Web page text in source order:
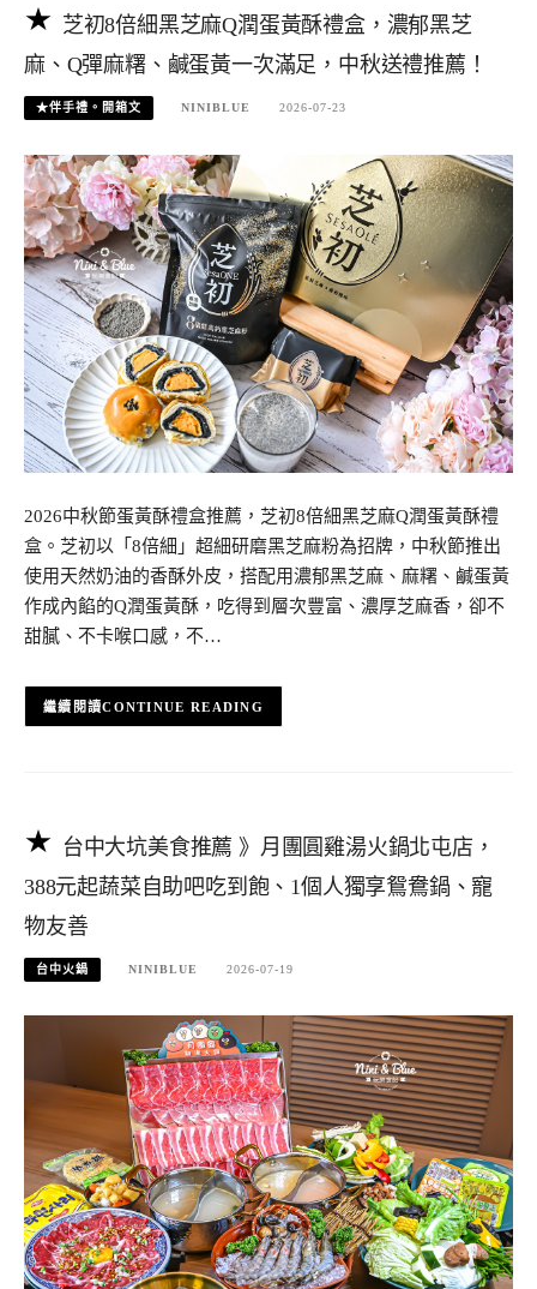
芝初8倍細黑芝麻Q潤蛋黃酥禮盒，濃郁黑芝
麻、Q彈麻糬、鹹蛋黃一次滿足，中秋送禮推薦！
★伴手禮。開箱文 NINIBLUE 2026-07-23
2026中秋節蛋黃酥禮盒推薦，芝初8倍細黑芝麻Q潤蛋黃酥禮
盒。芝初以「8倍細」超細研磨黑芝麻粉為招牌，中秋節推出
使用天然奶油的香酥外皮，搭配用濃郁黑芝麻、麻糬、鹹蛋黃
作成內餡的Q潤蛋黃酥，吃得到層次豐富、濃厚芝麻香，卻不
甜膩、不卡喉口感，不…
CONTINUE READING
台中大坑美食推薦 》月團圓雞湯火鍋北屯店，
388元起蔬菜自助吧吃到飽、1個人獨享鴛鴦鍋、寵
物友善
台中火鍋 NINIBLUE 2026-07-19